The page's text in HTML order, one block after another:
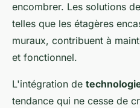
encombrer. Les solutions
telles que les étagères
muraux, contribuent à
et fonctionnel.
L'intégration de
tendance qui ne cesse de